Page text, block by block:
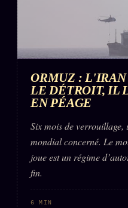
ORMUZ : L'IRAN
LE DÉTROIT, IL
EN PÉAGE
Six mois de
mondial concerné. Le
joue est un régime
fin.
6 MIN